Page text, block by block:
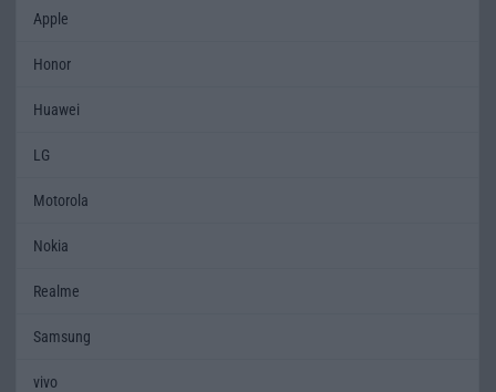
Apple
Honor
Huawei
LG
Motorola
Nokia
Realme
Samsung
vivo